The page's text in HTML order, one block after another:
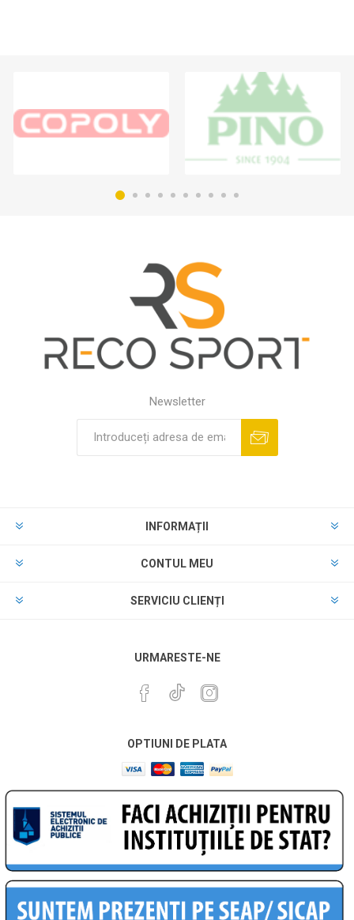
Newsletter
INFORMAȚII
CONTUL MEU
SERVICIU CLIENȚI
URMARESTE-NE
OPTIUNI DE PLATA